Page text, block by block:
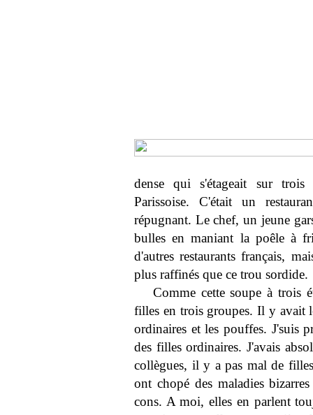
dense qui s'étageait sur
Parissoise. C'était un
répugnant. Le chef, un jeune
bulles en maniant la poêle à
d'autres restaurants français,
plus raffinés que ce trou sordide.
Comme cette soupe à trois
filles en trois groupes. Il y avait
ordinaires et les pouffes. J'suis
des filles ordinaires. J'avais
collègues, il y a pas mal de
ont chopé des maladies
cons. A moi, elles en parlent